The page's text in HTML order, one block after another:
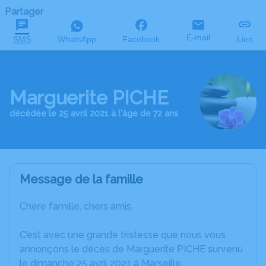
Partager
SMS WhatsApp Facebook E-mail Lien
Marguerite PICHE
décédée le 25 avril 2021 à l'âge de 72 ans
Message de la famille
Chère famille, chers amis,
C’est avec une grande tristesse que nous vous
annonçons le décès de Marguerite PICHE survenu
le dimanche 25 avril 2021 à Marseille.